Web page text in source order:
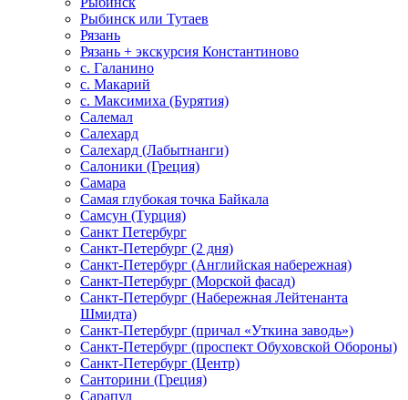
Рыбинск или Тутаев
Рязань
Рязань + экскурсия Константиново
с. Галанино
с. Макарий
с. Максимиха (Бурятия)
Салемал
Салехард
Салехард (Лабытнанги)
Салоники (Греция)
Самара
Самая глубокая точка Байкала
Самсун (Турция)
Санкт Петербург
Санкт-Петербург (2 дня)
Санкт-Петербург (Английская набережная)
Санкт-Петербург (Морской фасад)
Санкт-Петербург (Набережная Лейтенанта
Шмидта)
Санкт-Петербург (причал «Уткина заводь»)
Санкт-Петербург (проспект Обуховской Обороны)
Санкт-Петербург (Центр)
Санторини (Греция)
Сарапул